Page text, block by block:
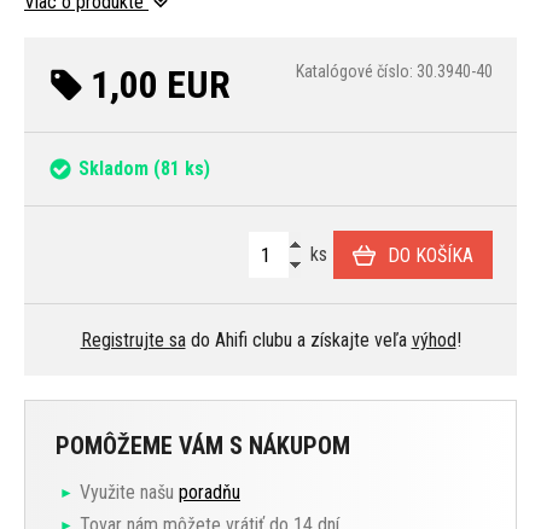
1,00 EUR Katalógové číslo: 30.3940-40
Skladom (81 ks)
ks DO KOŠÍKA
Registrujte sado Ahifi clubu a získajte veľa výhod!
POMÔŽEME VÁM S NÁKUPOM
Využite našu poradňu